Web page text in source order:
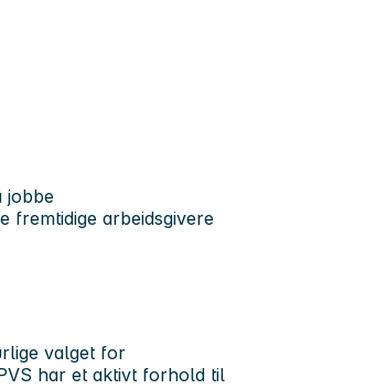
jobbe
fremtidige arbeidsgivere
valget for
har et aktivt forhold til